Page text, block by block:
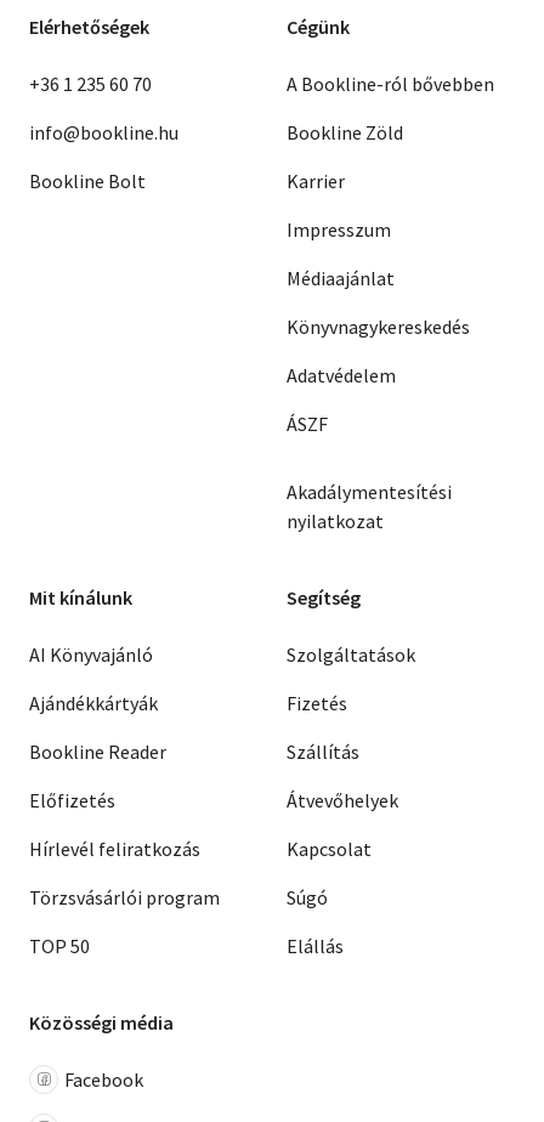
Elérhetőségek
+36 1 235 60 70
info@bookline.hu
Bookline Bolt
Cégünk
A Bookline-ról bővebben
Bookline Zöld
Karrier
Impresszum
Médiaajánlat
Könyvnagykereskedés
Adatvédelem
ÁSZF
Akadálymentesítési
nyilatkozat
Mit kínálunk
AI Könyvajánló
Ajándékkártyák
Bookline Reader
Előfizetés
Hírlevél feliratkozás
Törzsvásárlói program
TOP 50
Segítség
Szolgáltatások
Fizetés
Szállítás
Átvevőhelyek
Kapcsolat
Súgó
Elállás
Közösségi média
Facebook